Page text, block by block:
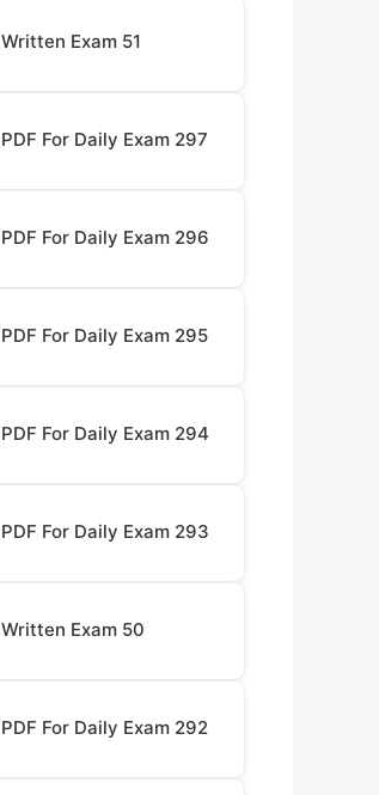
Written Exam 51
PDF For Daily Exam 297
PDF For Daily Exam 296
PDF For Daily Exam 295
PDF For Daily Exam 294
PDF For Daily Exam 293
Written Exam 50
PDF For Daily Exam 292